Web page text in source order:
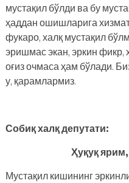
мустақил бўлди ва бу
ҳаддан ошишларига
фукаро, халқ мустақил
эришмас экан, эркин фикр,
оғиз очмаса ҳам бўлади.
у, қарамлармиз.
Собиқ халқ депутати:
Ҳуқуқ
Мустақил кишининг